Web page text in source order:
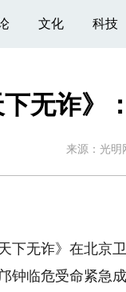
文化 科技
下无诈》
来源： 光明
无诈》在北京
钟临危受命紧急